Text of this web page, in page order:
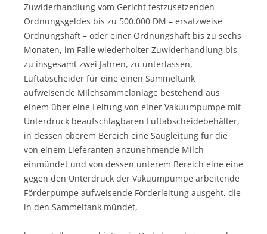
Zuwiderhandlung vom Gericht festzusetzenden
Ordnungsgeldes bis zu 500.000 DM – ersatzweise
Ordnungshaft – oder einer Ordnungshaft bis zu sechs
Monaten, im Falle wiederholter Zuwiderhandlung bis
zu insgesamt zwei Jahren, zu unterlassen,
Luftabscheider für eine einen Sammeltank
aufweisende Milchsammelanlage bestehend aus
einem über eine Leitung von einer Vakuumpumpe mit
Unterdruck beaufschlagbaren Luftabscheidebehälter,
in dessen oberem Bereich eine Saugleitung für die
von einem Lieferanten anzunehmende Milch
einmündet und von dessen unterem Bereich eine eine
gegen den Unterdruck der Vakuumpumpe arbeitende
Förderpumpe aufweisende Förderleitung ausgeht, die
in den Sammeltank mündet,